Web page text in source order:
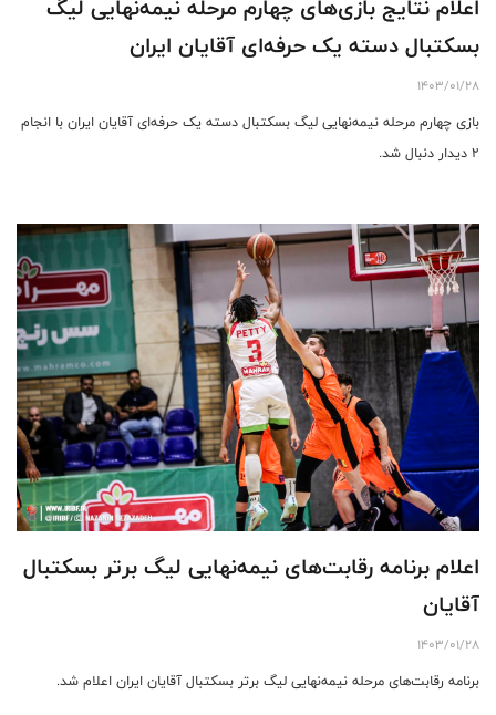
بسکتبال دسته یک حرفه‌ای آقایان ایران
1403/01/28
بازی‌ چهارم مرحله نیمه‌نهایی لیگ بسکتبال دسته یک حرفه‌ای آقایان ایران با انجام
۲ دیدار دنبال شد.
اعلام برنامه رقابت‌های نیمه‌نهایی لیگ برتر بسکتبال
آقایان
1403/01/28
برنامه رقابت‌های مرحله نیمه‌نهایی لیگ برتر بسکتبال آقایان ایران اعلام شد.